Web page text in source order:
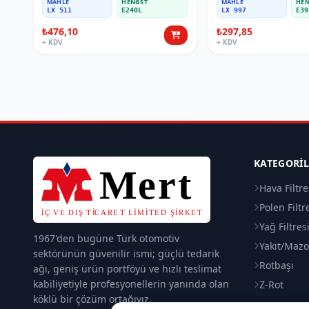
LX 511 E240L
₺476,10
+ KDV
LX 997
₺297,85
+ KDV
1967'den bugüne Türk otomotiv
sektörünün güvenilir ismi; güçlü tedarik
ağı, geniş ürün portföyü ve hızlı teslimat
kabiliyetiyle profesyonellerin yanında olan
köklü bir çözüm ortağıyız.
Hava
Polen
Yağ Filtresi
Yakıt/
Rotbaşı
Z-Rot